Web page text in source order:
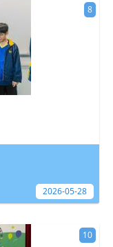
8
2026-05-28
10